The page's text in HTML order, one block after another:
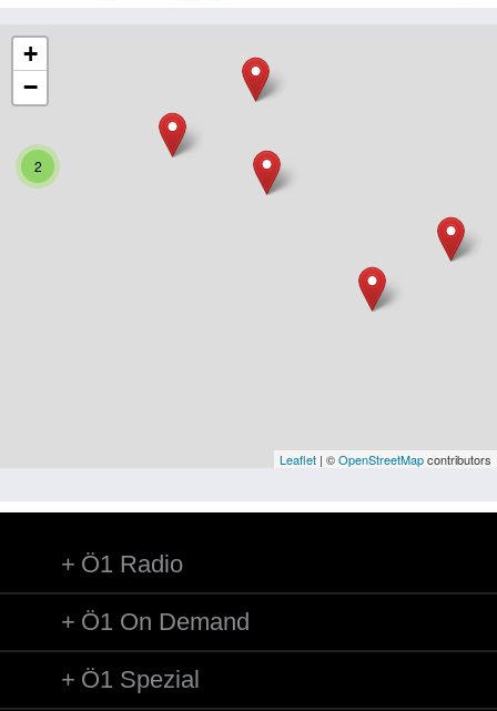
Bundesland
Kärnten
Vorarlberg
Besatzungsmächte
Frauen, Mütter, Kinder
2
+
−
Leaflet | ©OpenStreetMapcontributors
Ö1 Radio
Ö1 On Demand
Ö1 Spezial